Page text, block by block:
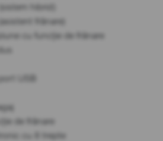
hibrid)
frânare)
cu funcție de frânare
USB
de frânare
cu 8 trepte